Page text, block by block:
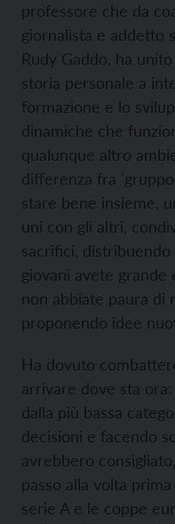
professore che da
giornalista e addetto
Rudy Gaddo, ha
storia personale a
formazione e lo
dinamiche che
qualunque altro
differenza fra
stare bene insieme,
uni con gli altri,
sacrifici,
giovani avete grande
non abbiate paura di
proponendo idee
Ha dovuto
arrivare dove sta
dalla più bassa
decisioni e facendo
avrebbero
passo alla volta
serie A e le coppe